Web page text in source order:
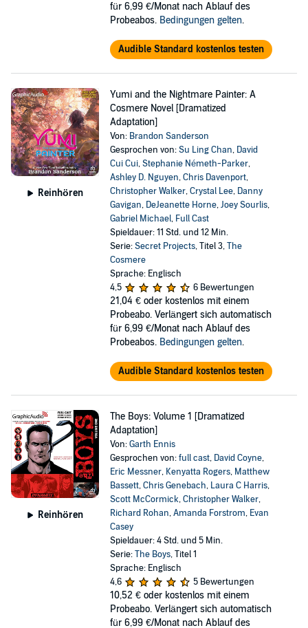
für 6,99 €/Monat nach Ablauf des
Probeabos. Bedingungen gelten.
Audible Standard kostenlos testen
Reinhören
Yumi and the Nightmare Painter: A
Cosmere Novel [Dramatized
Adaptation]
Von: Brandon Sanderson
Gesprochen von:Su Ling Chan, David
Cui Cui,Stephanie Németh-Parker,
Ashley D. Nguyen,Chris Davenport,
Christopher Walker,Crystal Lee, Danny
Gavigan, DeJeanette Horne,Joey Sourlis,
Gabriel Michael, Full Cast
Spieldauer: 11 Std. und 12 Min.
Serie:Secret Projects, Titel 3,The
Cosmere
Sprache: Englisch
4,5
6 Bewertungen
21,04 € oder kostenlos mit einem
Probeabo. Verlängert sich automatisch
für 6,99 €/Monat nach Ablauf des
Probeabos. Bedingungen gelten.
Audible Standard kostenlos testen
Reinhören
The Boys: Volume 1 [Dramatized
Adaptation]
Von:Garth Ennis
Gesprochen von:full cast, David Coyne,
Eric Messner, Kenyatta Rogers, Matthew
Bassett,Chris Genebach, Laura C Harris,
Scott McCormick,Christopher Walker,
Richard Rohan,Amanda Forstrom, Evan
Casey
Spieldauer: 4 Std. und 5 Min.
Serie:The Boys, Titel 1
Sprache: Englisch
4,6
5 Bewertungen
10,52 € oder kostenlos mit einem
Probeabo. Verlängert sich automatisch
für 6,99 €/Monat nach Ablauf des